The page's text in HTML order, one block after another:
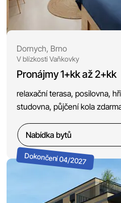
Dornych, Brno
V blízkosti Vaňkovky
Pronájmy 1+kk až 2+kk
relaxační terasa, posilovna,
studovna, půjčení kola
Nabídka bytů